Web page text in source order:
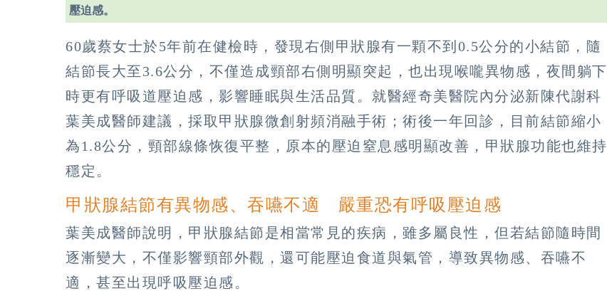
壓迫感。
60歲蔡女士於5年前在健檢時，發現右側甲狀腺有一顆不到0.5公分的小結節，隨
結節長大至3.6公分，不僅造成頸部右側明顯突起，也出現喉嚨異物感，夜間躺下
時更有呼吸道壓迫感，影響睡眠與生活品質。就醫經奇美醫院內分泌新陳代謝科
葉美成醫師建議，採取甲狀腺微創射頻消融手術；術後一年回診，目前結節縮小
為1.8公分，頸部線條恢復平整，原本的壓迫窒息感明顯改善，甲狀腺功能也維持
穩定。
甲狀腺結節有異物感、吞嚥不適 嚴重恐有呼吸壓迫感
葉美成醫師說明，甲狀腺結節是相當常見的疾病，雖多屬良性，但若結節隨時間
逐漸變大，不僅影響頸部外觀，還可能壓迫食道與氣管，導致異物感、吞嚥不
適，甚至出現呼吸壓迫感。